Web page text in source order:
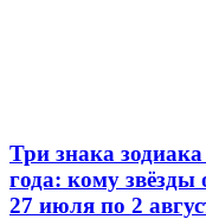
Три знака
года: кому
27 июля по 2